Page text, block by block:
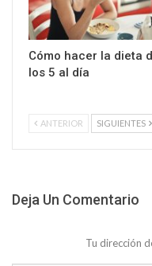
Cómo hacer la dieta
los 5 al día
ANTERIOR SIGUIENTES
Deja Un Comentario
Tu dirección